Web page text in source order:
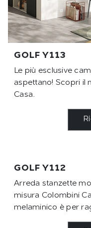
GOLF Y113
Le più esclusive
aspettano! Scopri il
Casa.
GOLF Y112
Arreda stanzette
misura Colombini
melaminico è per